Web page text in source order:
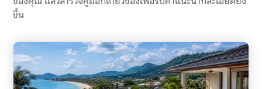
ขึ้น